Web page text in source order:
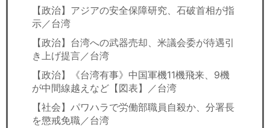
【政治】アジアの安全保障研究、石破首相が指
示／台湾
【政治】台湾への武器売却、米議会委が待遇引
き上げ提言／台湾
【政治】《台湾有事》中国軍機11機飛来、9機
が中間線越えなど【図表】／台湾
【社会】パワハラで労働部職員自殺か、分署長
を懲戒免職／台湾